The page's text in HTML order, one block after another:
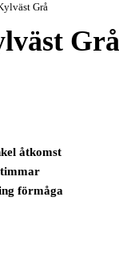
Grå
Grå
åtkomst
förmåga